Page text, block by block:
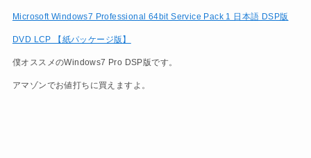
Microsoft Windows7 Professional 64bit Service Pack 1 日本語 DSP版
DVD LCP 【紙パッケージ版】
僕オススメのWindows7 Pro DSP版です。
アマゾンでお値打ちに買えますよ。